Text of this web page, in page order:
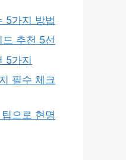
5가지 방법
추천 5선
5가지
필수 체크
으로 현명